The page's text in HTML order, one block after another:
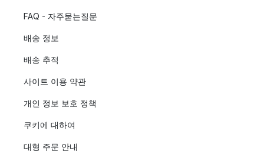
FAQ - 자주묻는질문
배송 정보
배송 추적
사이트 이용 약관
개인 정보 보호 정책
쿠키에 대하여
대형 주문 안내